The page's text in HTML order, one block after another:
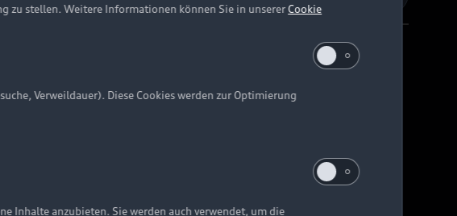
Richtlinie Barrierefreiheit Digital Services Act
Webseite kann abweichen.
zu stellen. Weitere Informationen können Sie in unsererCookie
Verweildauer). Diese Cookies werden zur Optimierung
Inhalte anzubieten. Sie werden auch verwendet, um die